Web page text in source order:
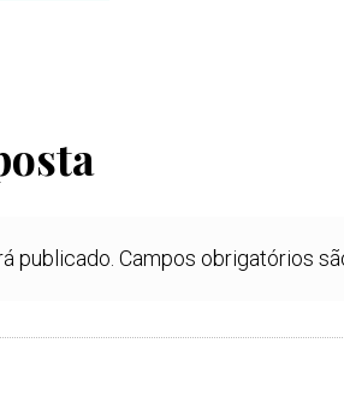
publicado. Campos obrigatórios